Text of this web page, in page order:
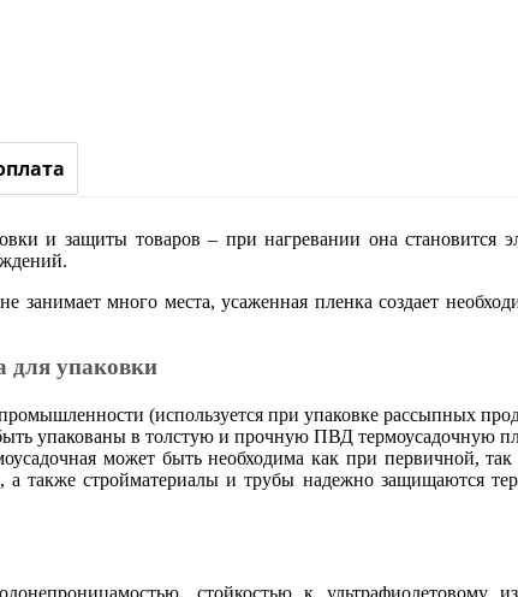
и защиты товаров – при нагревании она становится
много места, усаженная пленка создает
для упаковки
(используется при упаковке рассыпных
упакованы в толстую и прочную ПВД термоусадочную
может быть необходима как при первичной,
также стройматериалы и трубы надежно защищаются
стойкостью к